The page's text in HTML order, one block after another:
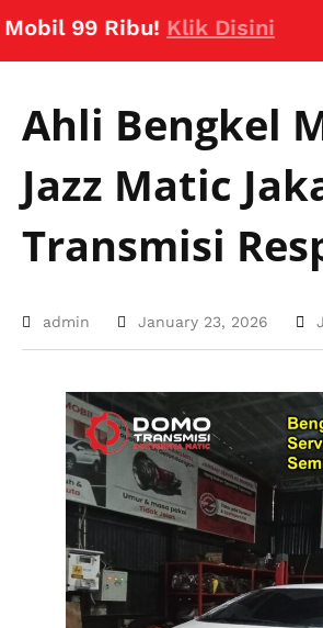
99 Ribu!Klik Disini
Ahli Bengkel
Jazz Matic
Transmisi
admin January 23, 2026